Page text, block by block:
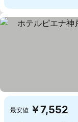
最安値 ￥7,552